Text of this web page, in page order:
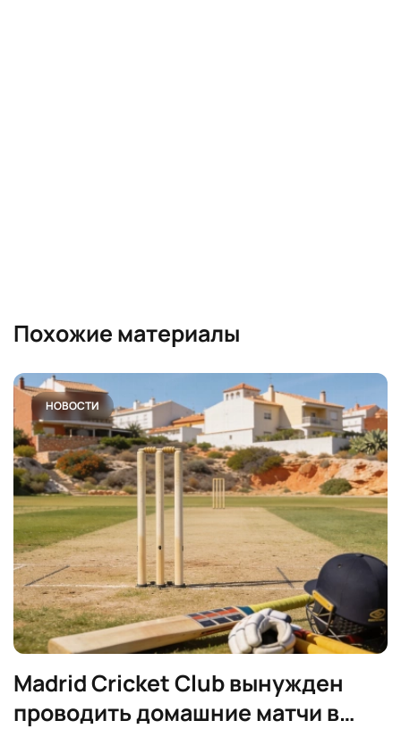
Похожие материалы
НОВОСТИ
Madrid Cricket Club вынужден
проводить домашние матчи в